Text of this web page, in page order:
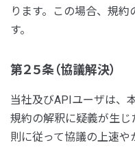
ります。この場合、規
す。
第２５条（協議解決）
当社及びAPIユーザは、
規約の解釈に疑義が生
則に従って協議の上速や